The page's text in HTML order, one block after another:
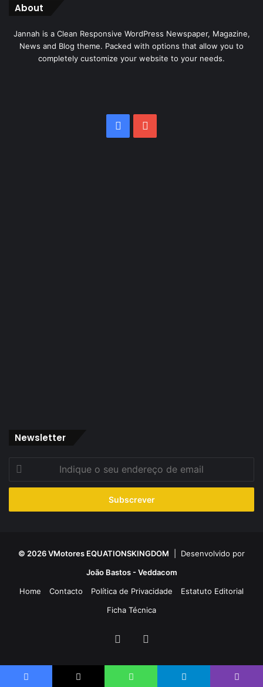
About
Jannah is a Clean Responsive WordPress Newspaper, Magazine,
News and Blog theme. Packed with options that allow you to
completely customize your website to your needs.
Facebook
Newsletter
seu
de
© 2026 VMotores EQUATIONSKINGDOM | Desenvolvido por
João Bastos - Veddacom
Home
Contacto Política de Privacidade
Estatuto Editorial
Ficha Técnica
Facebook